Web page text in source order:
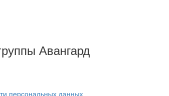
Авангард
персональных данных